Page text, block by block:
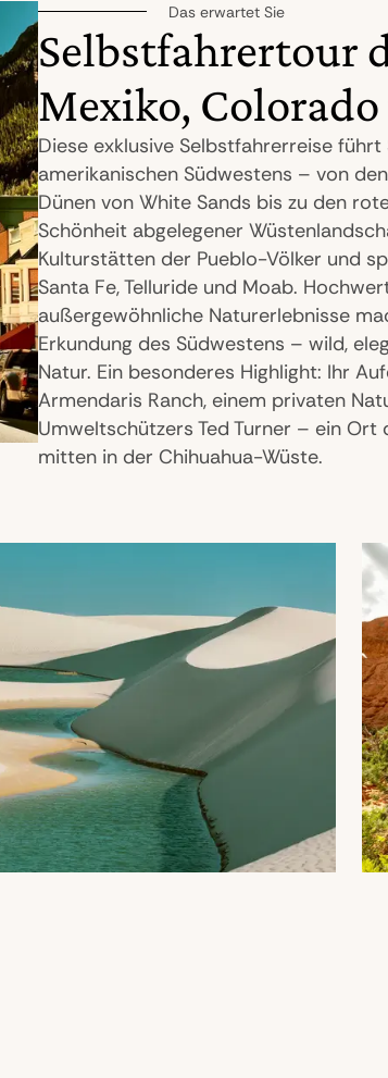
Das erwartet Sie
Selbstfahrertour
Mexiko,
Diese exklusive Selbstfahrerreise
amerikanischen Südwestens – von
Dünen von White Sands bis zu den
Schönheit abgelegener
Kulturstätten der Pueblo-Völker und
Santa Fe, Telluride und Moab.
außergewöhnliche Naturerlebnisse
Erkundung des Südwestens – wild,
Natur. Ein besonderes Highlight: Ihr
Armendaris Ranch, einem privaten
Umweltschützers Ted Turner – ein
mitten in der Chihuahua-Wüste.